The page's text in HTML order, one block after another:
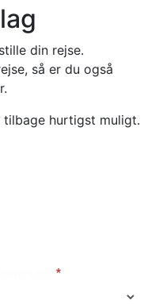
din rejse.
så er du også
tilbage hurtigst muligt.
*